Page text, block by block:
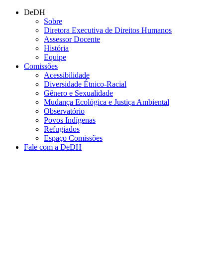
Conteúdo principal
DeDH
Sobre
Diretora Executiva de Direitos Humanos
Assessor Docente
História
Equipe
Comissões
Acessibilidade
Diversidade Étnico-Racial
Gênero e Sexualidade
Mudança Ecológica e Justiça Ambiental
Observatório
Povos Indígenas
Refugiados
Espaço Comissões
Fale com a DeDH